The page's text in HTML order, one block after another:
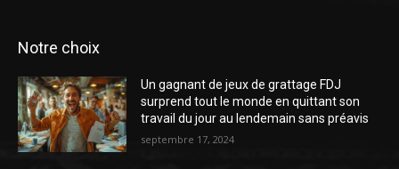
Notre choix
Un gagnant de jeux de grattage FDJ
surprend tout le monde en quittant son
travail du jour au lendemain sans préavis
septembre 17, 2024